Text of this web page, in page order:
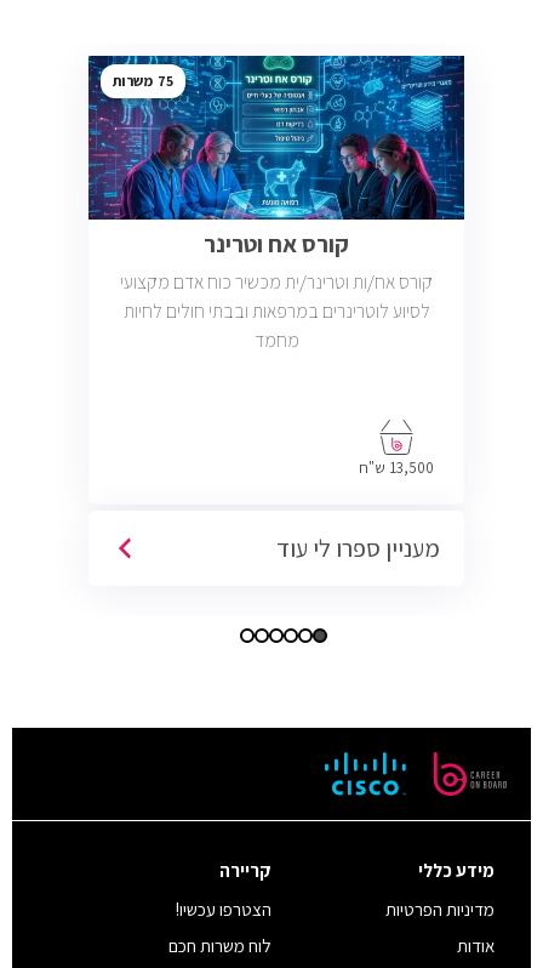
75
קורס אח וטרינר
קורס אח/ות וטרינר/ית מכשיר כוח אדם מקצועי
לסיוע לוטרינרים במרפאות ובבתי חולים לחיות
מחמד
13,500 ש"ח
מעניין ספרו לי עוד
מידע כללי
מדיניות הפרטיות
אודות
קריירה
הצטרפו עכשיו!
לוח משרות חכם